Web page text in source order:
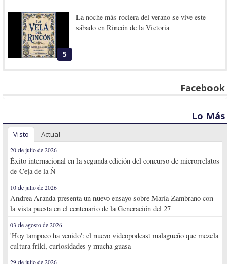
5
La noche más rociera del verano se vive este
sábado en Rincón de la Victoria
Facebook
Lo Más
Visto Actual
20 de julio de 2026
Éxito internacional en la segunda edición del concurso de microrrelatos
de Ceja de la Ñ
10 de julio de 2026
Andrea Aranda presenta un nuevo ensayo sobre María Zambrano con
la vista puesta en el centenario de la Generación del 27
03 de agosto de 2026
'Hoy tampoco ha venido': el nuevo videopodcast malagueño que mezcla
cultura friki, curiosidades y mucha guasa
29 de julio de 2026